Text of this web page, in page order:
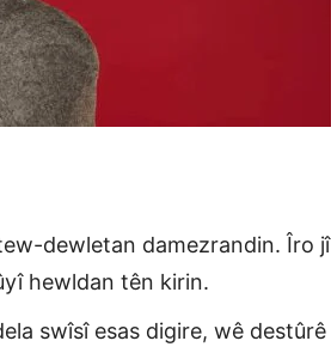
dewletan damezrandin. Îro jî
hewldan tên kirin.
swîsî esas digire, wê destûrê